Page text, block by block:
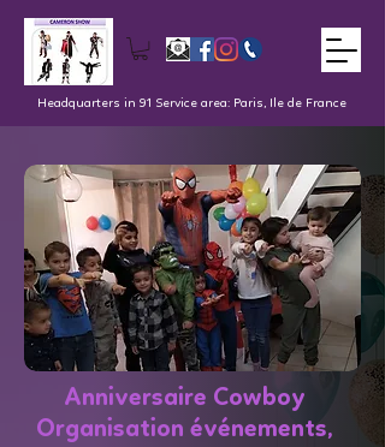
Headquarters in 91 Service area: Paris, Ile de France
Anniversaire Cowboy
Organisation événements,